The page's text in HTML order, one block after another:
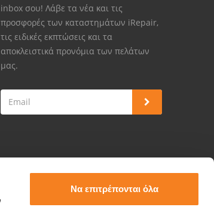
Να επιτρέπονται όλα
inbox σου! Λάβε τα νέα και τις
προσφορές των καταστημάτων iRepair,
τις ειδικές εκπτώσεις και τα
αποκλειστικά προνόμια των πελάτων
μας.